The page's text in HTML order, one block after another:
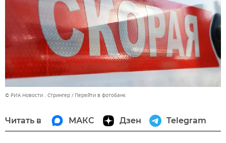
© РИА Новости . Стрингер Перейти в фотобанк
Читать в МАКС Дзен Telegram